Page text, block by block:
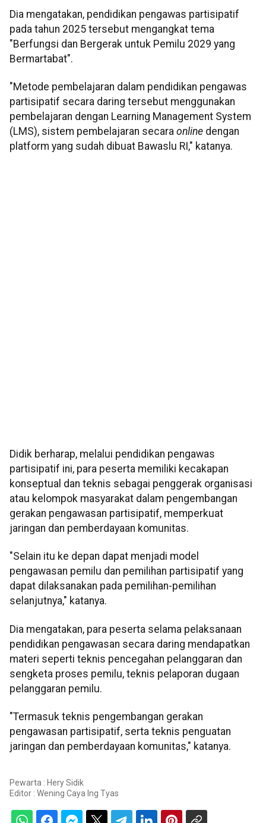
Dia mengatakan, pendidikan pengawas partisipatif
pada tahun 2025 tersebut mengangkat tema
"Berfungsi dan Bergerak untuk Pemilu 2029 yang
Bermartabat".
"Metode pembelajaran dalam pendidikan pengawas
partisipatif secara daring tersebut menggunakan
pembelajaran dengan Learning Management System
(LMS), sistem pembelajaran secara online dengan
platform yang sudah dibuat Bawaslu RI," katanya.
Didik berharap, melalui pendidikan pengawas
partisipatif ini, para peserta memiliki kecakapan
konseptual dan teknis sebagai penggerak organisasi
atau kelompok masyarakat dalam pengembangan
gerakan pengawasan partisipatif, memperkuat
jaringan dan pemberdayaan komunitas.
"Selain itu ke depan dapat menjadi model
pengawasan pemilu dan pemilihan partisipatif yang
dapat dilaksanakan pada pemilihan-pemilihan
selanjutnya," katanya.
Dia mengatakan, para peserta selama pelaksanaan
pendidikan pengawasan secara daring mendapatkan
materi seperti teknis pencegahan pelanggaran dan
sengketa proses pemilu, teknis pelaporan dugaan
pelanggaran pemilu.
"Termasuk teknis pengembangan gerakan
pengawasan partisipatif, serta teknis penguatan
jaringan dan pemberdayaan komunitas," katanya.
Pewarta : Hery Sidik
Editor : Wening Caya Ing Tyas